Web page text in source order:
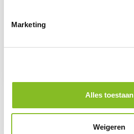
Marketing
Alles toestaan
Weigeren